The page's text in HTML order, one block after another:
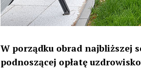
W porządku obrad najbliższej
podnoszącej opłatę